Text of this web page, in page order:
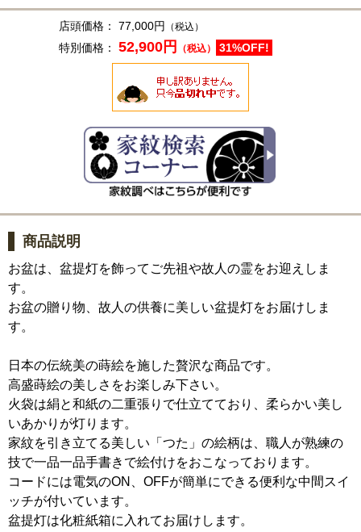
店頭価格： 77,000円 （税込）
特別価格： 52,900円 （税込） 31%OFF!
商品説明
お盆は、盆提灯を飾ってご先祖や故人の霊をお迎えしま
す。
お盆の贈り物、故人の供養に美しい盆提灯をお届けしま
す。
日本の伝統美の蒔絵を施した贅沢な商品です。
高盛蒔絵の美しさをお楽しみ下さい。
火袋は絹と和紙の二重張りで仕立てており、柔らかい美し
いあかりが灯ります。
家紋を引き立てる美しい「つた」の絵柄は、職人が熟練の
技で一品一品手書きで絵付けをおこなっております。
コードには電気のON、OFFが簡単にできる便利な中間スイ
ッチが付いています。
盆提灯は化粧紙箱に入れてお届けします。